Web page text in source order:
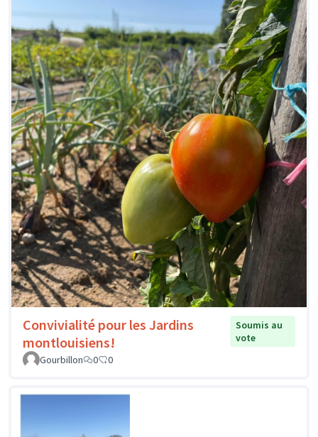
Convivialité pour les Jardins
montlouisiens!
Soumis au
vote
Gourbillon
0 0